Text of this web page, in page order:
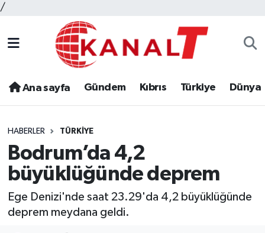
/
Ana sayfa Gündem Kıbrıs Türkiye Dünya
HABERLER TÜRKIYE
Bodrum’da 4,2
büyüklüğünde deprem
Ege Denizi'nde saat 23.29'da 4,2 büyüklüğünde
deprem meydana geldi.